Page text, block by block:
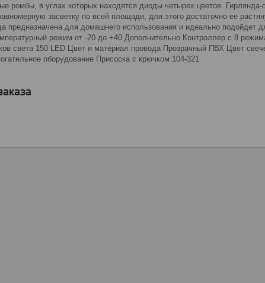
ромбы, в углах которых находятся диоды четырех цветов.
засветку по всей площади, для этого достаточно ее
предназначена для домашнего использования и идеально подойдет
режим от -20 до +40 Дополнительно Контроллер с 8
света 150 LED Цвет и материал провода Прозрачный ПВХ Цвет
оборудование Присоска с крючком 104-321